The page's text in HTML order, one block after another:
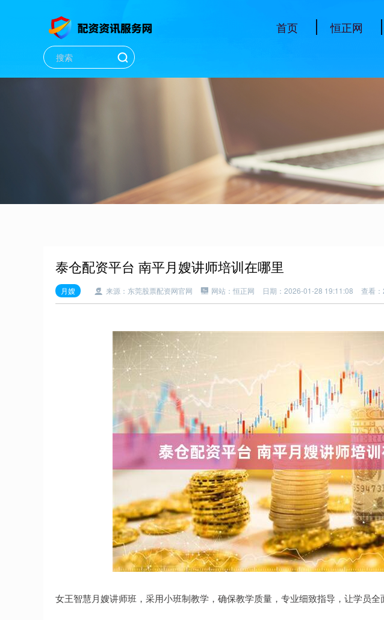
首页 恒正网
泰仓配资平台 南平月嫂讲师培训在哪里
月嫂 来源：东莞股票配资网官网 网站：恒正网 日期：2026-01-28 19:11:08 查看
女王智慧月嫂讲师班，采用小班制教学，确保教学质量，专业细致指导，让学员全